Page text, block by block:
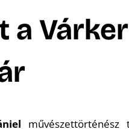
a
művészettörténész